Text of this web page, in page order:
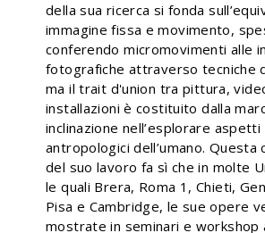
della sua ricerca si fonda
immagine fissa e movimento,
conferendo micromovimenti alle
fotografiche attraverso tecniche
ma il trait d'union tra pittura,
installazioni è costituito dalla
inclinazione nell’esplorare
antropologici dell’umano. Questa
del suo lavoro fa sì che in molte
le quali Brera, Roma 1, Chieti,
Pisa e Cambridge, le sue opere
mostrate in seminari e workshop